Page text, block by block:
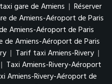
gare de Amiens | Réserver
de Amiens-Aéroport de Paris
Amiens-Aéroport de Paris
de Amiens-Aéroport de Paris
| Tarif taxi Amiens-Rivery |
| Taxi Amiens-Rivery-Aéroport
Amiens-Rivery-Aéroport de